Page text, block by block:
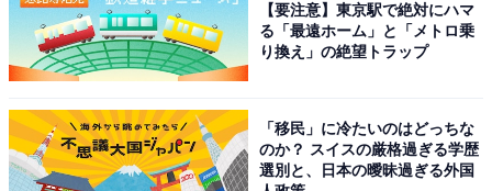
【要注意】東京駅で絶対にハマ
る「最遠ホーム」と「メトロ乗
り換え」の絶望トラップ
「移民」に冷たいのはどっちな
のか？ スイスの厳格過ぎる学歴
選別と、日本の曖昧過ぎる外国